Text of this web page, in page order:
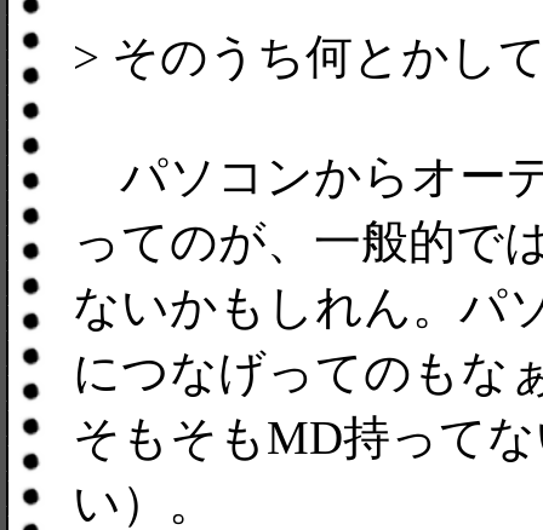
> そのうち何とかし
パソコンからオー
ってのが、一般的で
ないかもしれん。パ
につなげってのもな
そもそもMD持って
い）。